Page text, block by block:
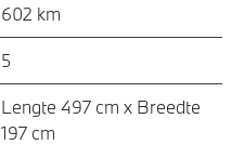
602 km
5
Lengte 497 cm x Breedte
197 cm